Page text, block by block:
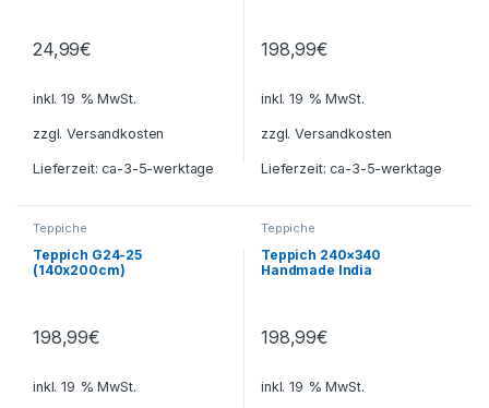
24,99€
inkl. 19 % MwSt.
zzgl.Versandkosten
Lieferzeit:ca-3-5-werktage
198,99€
inkl. 19 % MwSt.
zzgl.Versandkosten
Lieferzeit:ca-3-5-werktage
Teppiche
Teppich G24-25
(140x200cm)
198,99€
inkl. 19 % MwSt.
Teppiche
Teppich 240×340
Handmade India
198,99€
inkl. 19 % MwSt.